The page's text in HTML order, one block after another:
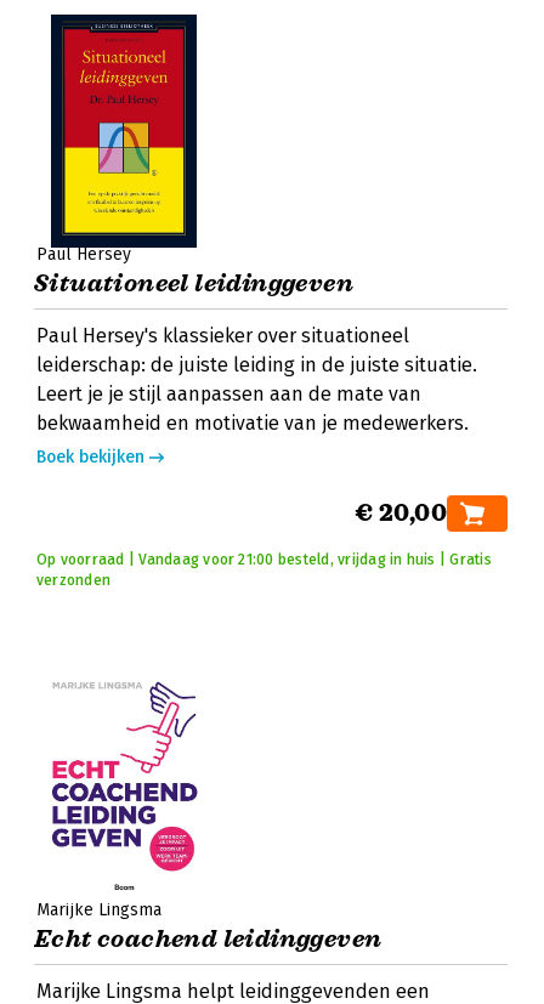
Paul Hersey
Situationeel leidinggeven
Paul Hersey's klassieker over situationeel
leiderschap: de juiste leiding in de juiste situatie.
Leert je je stijl aanpassen aan de mate van
bekwaamheid en motivatie van je medewerkers.
Boek bekijken
€ 20,00
Op voorraad | Vandaag voor 21:00 besteld, vrijdag in huis | Gratis
verzonden
Marijke Lingsma
Echt coachend leidinggeven
Marijke Lingsma helpt leidinggevenden een